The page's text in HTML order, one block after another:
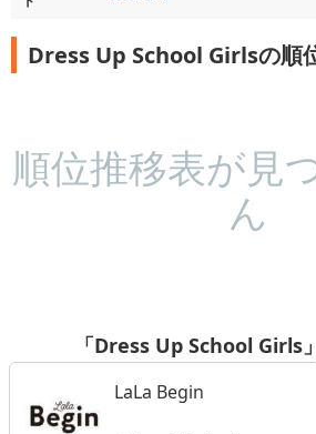
Dress Up School Girlsの順
順位推移表が見
ん
「Dress Up School Girls
LaLa Begin